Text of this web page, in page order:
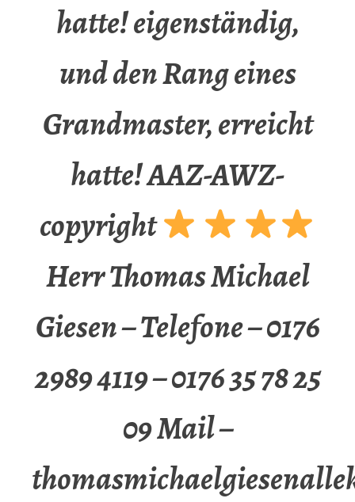
hatte! eigenständig,
und den Rang eines
Grandmaster, erreicht
hatte! AAZ-AWZ-
copyright
Herr Thomas Michael
Giesen – Telefone – 0176
2989 4119 – 0176 35 78 25
09 Mail –